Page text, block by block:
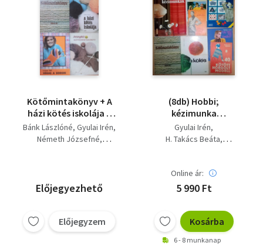
Kötőmintakönyv + A
házi kötés iskolája +
Végig a soron +
Aranykéz -
Bánk Lászlóné Gyulai Irén
Németh Józsefné
Előjegyezhető
Előjegyzem
(8db) Hobbi;
kézimunka
könyvcsomag
(Kötés/Varrás/Horgolás)
horgoljak? + Modern
kézimunkák + Házilag
készíthető divatos
ABC-je +
Kötőmintakönyv + A
kötés + Egy sima egy
Gyulai Irén
H. Takács Beáta
Maglódi Magda
Online ár:
5 990 Ft
Kosárba
6 - 8 munkanap